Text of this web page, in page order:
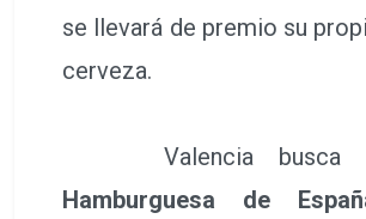
se llevará de premio su
cerveza.
Valencia busca
Hamburguesa de